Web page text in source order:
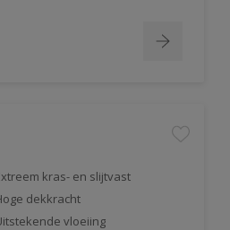
kras- en slijtvast
dekkracht
vloeiing